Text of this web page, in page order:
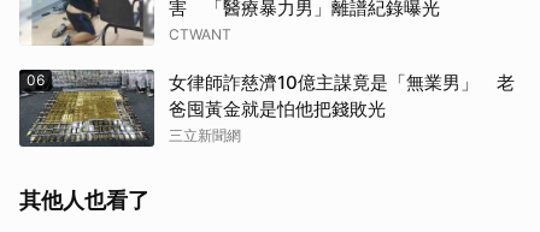
害 「醫療暴力男」離譜紀錄曝光
CTWANT
06
女律師詐慈濟10億主謀竟是「無業男」 老
爸囤黃金就是怕他把錢敗光
三立新聞網
其他人也看了